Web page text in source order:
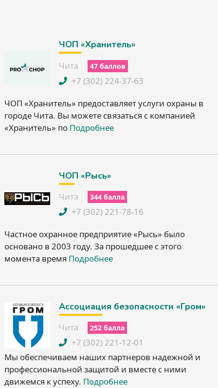
ЧОП «Хранитель»
Чита 47 баллов
+7 (302) 224-37-63
ЧОП «Хранитель» предоставляет услуги охраны в
городе Чита. Вы можете связаться с компанией
«Хранитель» по Подробнее
ЧОП «Рысь»
Чита 344 балла
+7 (302) 221-78-16
Частное охранное предприятие «Рысь» было
основано в 2003 году. За прошедшее с этого
момента время Подробнее
Ассоциация безопасности «Гром»
Чита 252 балла
+7 (302) 221-12-01
Мы обеспечиваем наших партнеров надежной и
профессиональной защитой и вместе с ними
движемся к успеху. Подробнее